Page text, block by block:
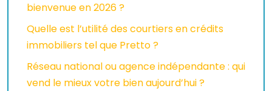
bienvenue en 2026 ?
Quelle est l’utilité des courtiers en crédits
immobiliers tel que Pretto ?
Réseau national ou agence indépendante : qui
vend le mieux votre bien aujourd’hui ?